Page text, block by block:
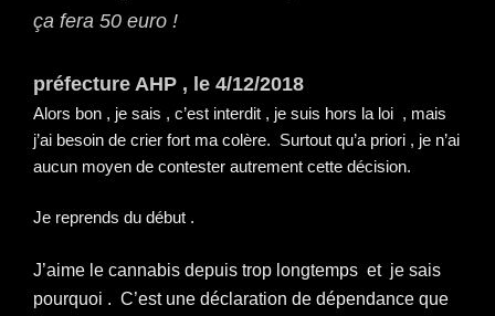
ça fera 50 euro !
préfecture AHP , le 4/12/2018
Alors bon , je sais , c’est interdit , je suis hors la loi , mais
j’ai besoin de crier fort ma colère. Surtout qu’a priori , je n’ai
aucun moyen de contester autrement cette décision.
Je reprends du début .
J’aime le cannabis depuis trop longtemps et je sais
pourquoi . C’est une déclaration de dépendance que